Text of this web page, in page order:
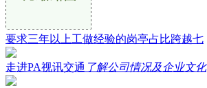
要求三年以上工做经验的岗亭占比跨越七
走进PA视讯交通 了解公司情况及企业文化